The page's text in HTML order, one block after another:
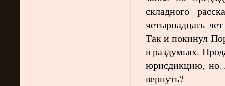
складного
четырнадцать
Так и покинул
в раздумьях.
юрисдикцию,
вернуть?